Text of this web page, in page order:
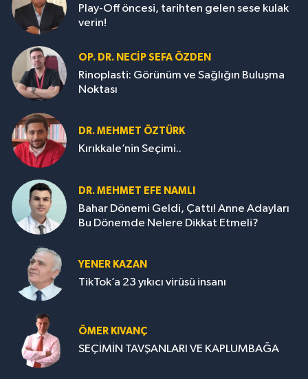
Play-Off öncesi, tarihten gelen sese kulak
verin!
OP. DR. NECIP SEFA ÖZDEN
Rinoplasti: Görünüm ve Sağlığın Buluşma
Noktası
DR. MEHMET ÖZTÜRK
Kırıkkale’nin Seçimi..
DR. MEHMET EFE NAMLI
Bahar Dönemi Geldi, Çattı! Anne Adayları
Bu Dönemde Nelere Dikkat Etmeli?
YENER KAZAN
TikTok’a 23 yıkıcı virüsü insanı
ÖMER KIVANÇ
SEÇİMİN TAVŞANLARI VE KAPLUMBAĞA